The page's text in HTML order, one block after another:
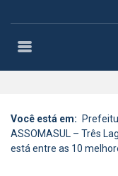
Você está em:
ASSOMASUL – Três
está entre as 10